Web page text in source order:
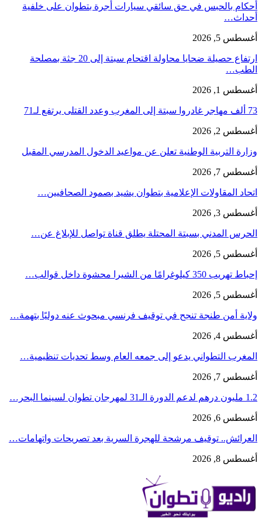
أحكام بالحبس في حق سائقي سيارات أجرة بتطوان على خلفية
أحداث…
أغسطس 5, 2026
ارتفاع حصيلة ضحايا محاولة اقتحام سبتة إلى 20 جثة بمصلحة
الطب…
أغسطس 1, 2026
73 ألف مهاجر غادروا سبتة إلى المغرب وعدد القتلى يرتفع لـ71
أغسطس 2, 2026
وزارة التربية الوطنية تعلن عن مواعيد الدخول المدرسي المقبل
أغسطس 7, 2026
اتحاد المقاولات الإعلامية بتطوان يشيد بصمود الصحافيين…
أغسطس 3, 2026
الحرس المدني بسبتة المحتلة يطلق قناة تواصل للإبلاغ عن…
أغسطس 5, 2026
إحباط تهريب 350 كيلوغرامًا من الشيرا محشوة داخل قوالب…
أغسطس 5, 2026
ولاية أمن طنجة تنجح في توقيف فرنسي مبحوث عنه دوليًا بتهمة…
أغسطس 4, 2026
المغرب التطواني يدعو إلى جمعه العام وسط تحديات تنظيمية…
أغسطس 7, 2026
1.2 مليون درهم لدعم الدورة الـ31 لمهرجان تطوان لسينما البحر…
أغسطس 6, 2026
العرائش.. توقيف مرشحة للهجرة السرية بعد تصريحات واتهامات…
أغسطس 8, 2026